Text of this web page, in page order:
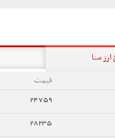
ارز سنا
قیمت
24759
28235